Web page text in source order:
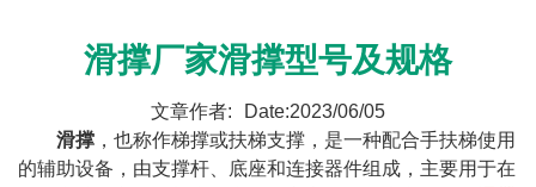
滑撑厂家滑撑型号及规格
文章作者:
Date:2023/06/05
滑撑 ，也称作梯撑或扶梯支撑，是一种配合手扶梯使用
的辅助设备，由支撑杆、底座和连接器件组成，主要用于在